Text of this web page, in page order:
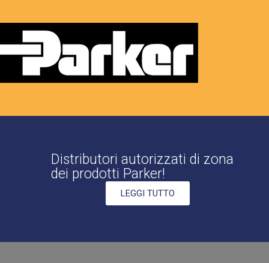
Distributori autorizzati di zona
dei prodotti Parker!
LEGGI TUTTO